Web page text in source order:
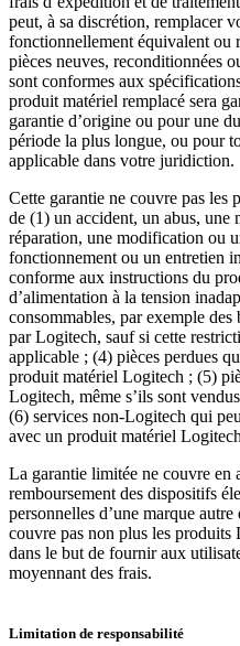
peut, à sa discrétion, remplacer
fonctionnellement équivalent ou
pièces neuves, reconditionnées
sont conformes aux
produit matériel remplacé sera
garantie d’origine ou pour une
période la plus longue, ou pour
applicable dans votre juridiction.
Cette garantie ne couvre pas les
de (1) un accident, un abus, une
réparation, une modification ou
fonctionnement ou un entretien
conforme aux instructions du
d’alimentation à la tension
consommables, par exemple
par Logitech, sauf si cette
applicable ; (4) pièces perdues
produit matériel Logitech ; (5)
Logitech, même s’ils sont
(6) services non-Logitech qui
avec un produit matériel
La garantie limitée ne couvre en
remboursement des dispositifs
personnelles d’une marque
couvre pas non plus les produits
dans le but de fournir aux
moyennant des frais.
Limitation de responsabilité